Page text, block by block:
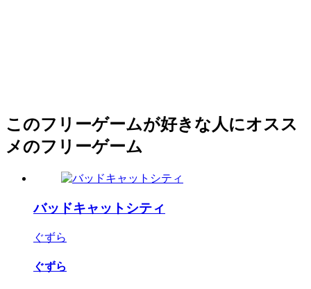
このフリーゲームが好きな人にオスス
メのフリーゲーム
バッドキャットシティ
ぐずら
ぐずら